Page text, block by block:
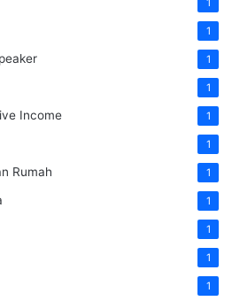
1
1
1
1
Income 1
1
Rumah 1
1
1
1
1